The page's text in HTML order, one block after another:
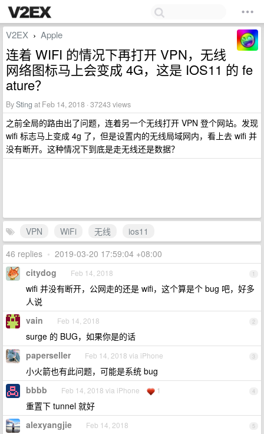
V2EX › Apple
连着 WIFI 的情况下再打开 VPN，无线
网络图标马上会变成 4G，这是 IOS11 的 fe
ature？
BySting at Feb 14, 2018 · 37243 views
之前全局的路由出了问题，连着另一个无线打开 VPN 登个网站。发现
wifi 标志马上变成 4g 了，但是设置内的无线局域网内，看上去 wifi 并
没有断开。这种情况下到底是走无线还是数据？
VPN WiFi 无线
ios11
46 replies • 2019-03-20 17:59:04 +08:00
1
citydog Feb 14, 2018
wifi 并没有断开，公网走的还是 wifi，这个算是个 bug 吧，好多
人说
2
vain Feb 14, 2018
surge 的 BUG，如果你是的话
3
paperseller Feb 14, 2018 via iPhone
小火箭也有此问题，可能是系统 bug
4
bbbb Feb 14, 2018 via iPhone 1
重置下 tunnel 就好
5
alexyangjie Feb 14, 2018